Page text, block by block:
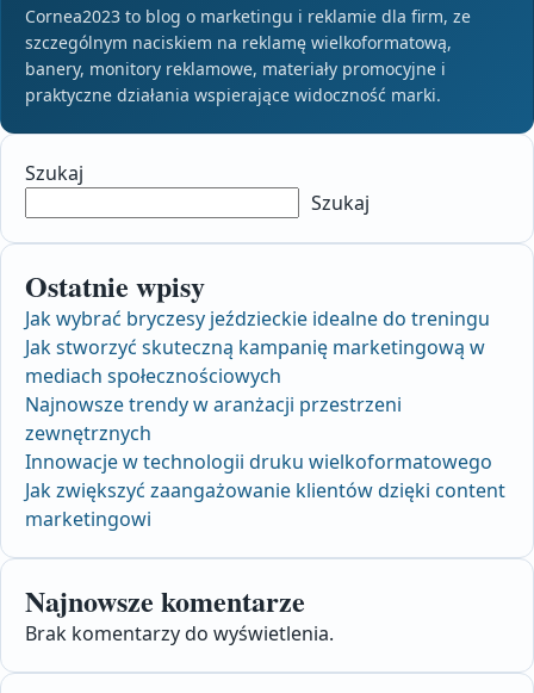
Cornea2023 to blog o marketingu i reklamie dla firm, ze
szczególnym naciskiem na reklamę wielkoformatową,
banery, monitory reklamowe, materiały promocyjne i
praktyczne działania wspierające widoczność marki.
Szukaj
Szukaj
Ostatnie wpisy
Jak wybrać bryczesy jeździeckie idealne do treningu
Jak stworzyć skuteczną kampanię marketingową w
mediach społecznościowych
Najnowsze trendy w aranżacji przestrzeni
zewnętrznych
Innowacje w technologii druku wielkoformatowego
Jak zwiększyć zaangażowanie klientów dzięki content
marketingowi
Najnowsze komentarze
Brak komentarzy do wyświetlenia.